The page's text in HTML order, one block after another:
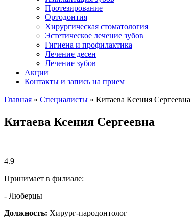
Протезирование
Ортодонтия
Хирургическая стоматология
Эстетическое лечение зубов
Гигиена и профилактика
Лечение десен
Лечение зубов
Акции
Контакты и запись на прием
Главная » Специалисты » Китаева Ксения Сергеевна⠀
Китаева Ксения Сергеевна⠀
4.9
Принимает в филиале:
- Люберцы
Должность: Хирург-пародонтолог